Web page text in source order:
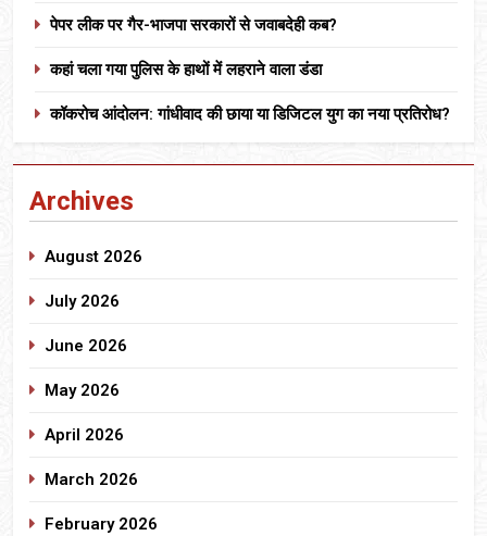
पेपर लीक पर गैर-भाजपा सरकारों से जवाबदेही कब?
कहां चला गया पुलिस के हाथों में लहराने वाला डंडा
कॉकरोच आंदोलन: गांधीवाद की छाया या डिजिटल युग का नया प्रतिरोध?
Archives
August 2026
July 2026
June 2026
May 2026
April 2026
March 2026
February 2026